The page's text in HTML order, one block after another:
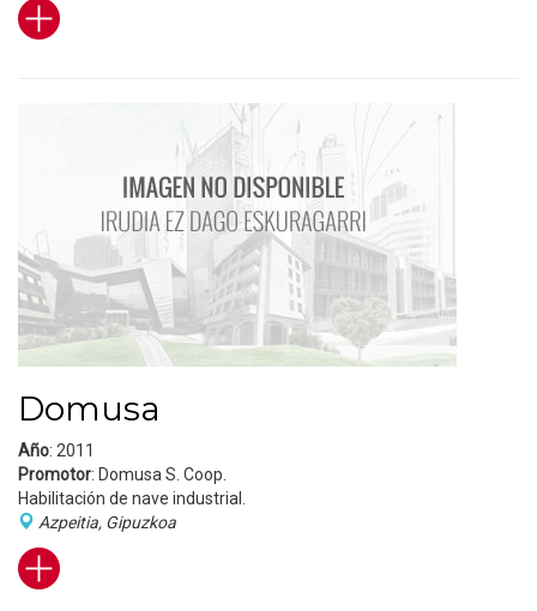
Domusa
Año: 2011
Promotor: Domusa S. Coop.
Habilitación de nave industrial.
Azpeitia, Gipuzkoa